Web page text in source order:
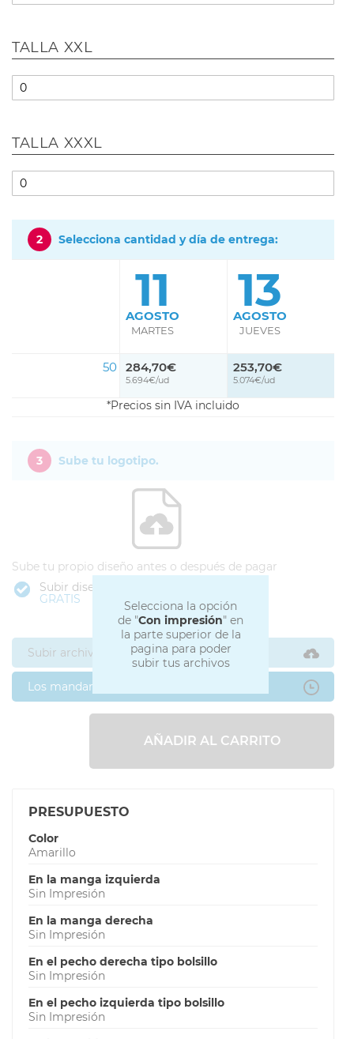
TALLA XXL
TALLA XXXL
2 Selecciona cantidad y día de entrega:
11
AGOSTO
MARTES
13
AGOSTO
JUEVES
50 284,70€
5.694€/ud
253,70€
5.074€/ud
Precios sin IVA incluido
Selecciona la opción
de "Con impresión" en
la parte superior de la
pagina para poder
subir tus archivos
3 Sube tu logotipo.
Sube tu propio diseño antes o después de pagar
Subir diseño
GRATIS
Subir archivos ahora
Los mandaré después
AÑADIR AL CARRITO
PRESUPUESTO
Color
Amarillo
En la manga izquierda
Sin Impresión
En la manga derecha
Sin Impresión
En el pecho derecha tipo bolsillo
Sin Impresión
En el pecho izquierda tipo bolsillo
Sin Impresión